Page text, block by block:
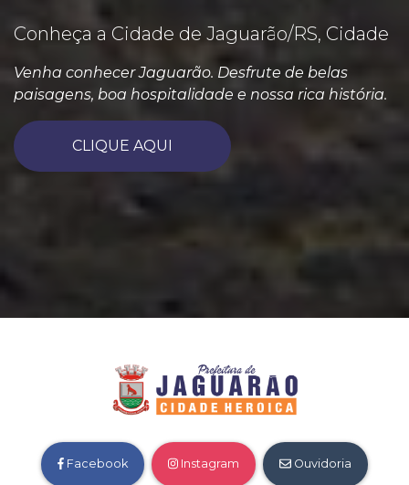
Conheça a Cidade de Jaguarão/RS, Cidade
Venha conhecer Jaguarão. Desfrute de belas
paisagens, boa hospitalidade e nossa rica história.
CLIQUE AQUI
Facebook Instagram Ouvidoria